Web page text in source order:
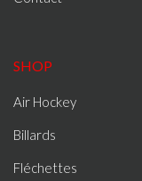
SHOP
Air Hockey
Billards
Fléchettes